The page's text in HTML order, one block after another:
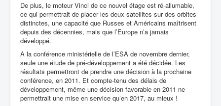
De plus, le moteur Vinci de ce nouvel étage est ré-allumable,
ce qui permettrait de placer les deux satellites sur des orbites
distinctes, une capacité que Russes et Américains maîtrisent
depuis des décennies, mais que l’Europe n’a jamais
développé.
A la conférence ministérielle de l’ESA de novembre dernier,
seule une étude de pré-développement a été décidée. Les
résultats permettront de prendre une décision à la prochaine
conférence, en 2011. Et compte-tenu des délais de
développement, même une décision favorable en 2011 ne
permettrait une mise en service qu’en 2017, au mieux !